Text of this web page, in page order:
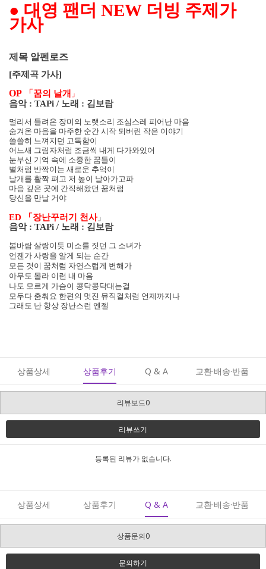
● 대영 팬더 NEW 더빙 주제가
가사
제목 알펜로즈
[주제곡 가사]
OP 「꿈의 날개 」
음악 : TAPi / 노래 : 김보람
멀리서 들려온 장미의 노랫소리 조심스레 피어난 마음
숨겨온 마음을 마주한 순간 시작 되버린 작은 이야기
쓸쓸히 느껴지던 고독함이
어느새 그림자처럼 조금씩 내게 다가와있어
눈부신 기억 속에 소중한 꿈들이
별처럼 반짝이는 새로운 추억이
날개를 활짝 펴고 저 높이 날아가고파
마음 깊은 곳에 간직해왔던 꿈처럼
당신을 만날 거야
ED 「장난꾸러기 천사」
음악 : TAPi / 노래 : 김보람
봄바람 살랑이듯 미소를 짓던 그 소녀가
언젠가 사랑을 알게 되는 순간
모든 것이 꿈처럼 자연스럽게 변해가
아무도 몰라 이런 내 마음
나도 모르게 가슴이 콩닥콩닥대는걸
모두다 춤춰요 한편의 멋진 뮤직컬처럼 언제까지나
그래도 난 항상 장난스런 엔젤
상품상세 상품후기 Q & A 교환·배송·반품
리뷰보드0
리뷰쓰기
등록된 리뷰가 없습니다.
상품상세 상품후기 Q & A 교환·배송·반품
상품문의0
문의하기